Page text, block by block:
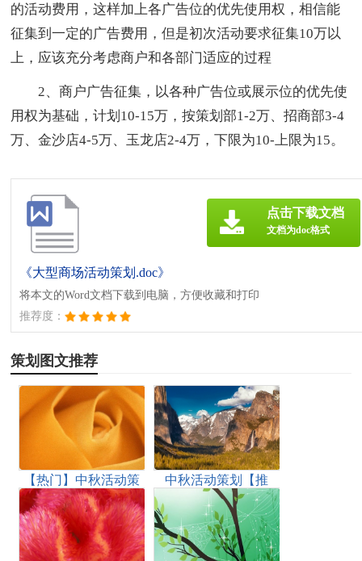
的活动费用，这样加上各广告位的优先使用权，相信能
征集到一定的广告费用，但是初次活动要求征集10万以
上，应该充分考虑商户和各部门适应的过程
2、商户广告征集，以各种广告位或展示位的优先使
用权为基础，计划10-15万，按策划部1-2万、招商部3-4
万、金沙店4-5万、玉龙店2-4万，下限为10-上限为15。
《大型商场活动策划.doc》
将本文的Word文档下载到电脑，方便收藏和打印
推荐度：
点击下载文档
文档为doc格式
策划图文推荐
【热门】中秋活动策
划
中秋活动策划【推
荐】